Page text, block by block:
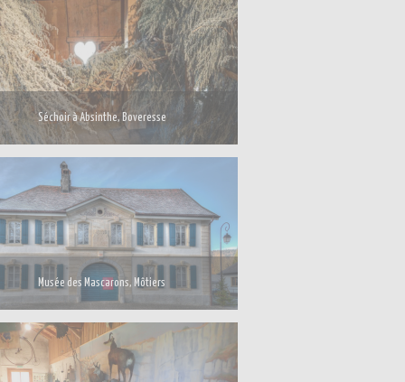
Séchoir à Absinthe, Boveresse
Musée des Mascarons, Môtiers